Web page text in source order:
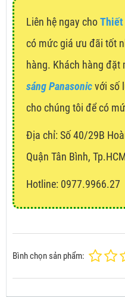
Liên hệ ngay choThiết
có mức giá ưu đãi tốt
hàng. Khách hàng đặt
sáng Panasonicvới số
cho chúng tôi để có
Địa chỉ: Số 40/29B
Quận Tân Bình,
Hotline: 0977.9966.27
Bình chọn sản phẩm: